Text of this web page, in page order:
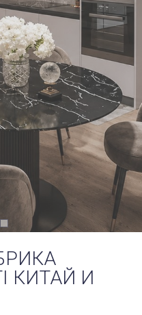
КИТАЙ И